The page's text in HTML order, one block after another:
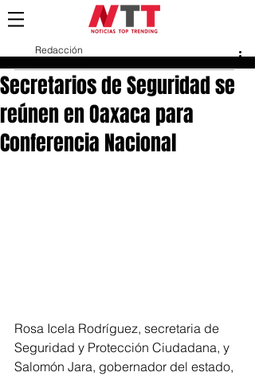
Secretarios de Seguridad se
reúnen en Oaxaca para
Conferencia Nacional
Redacción
Rosa Icela Rodríguez, secretaria de
Seguridad y Protección Ciudadana, y
Salomón Jara, gobernador del estado,